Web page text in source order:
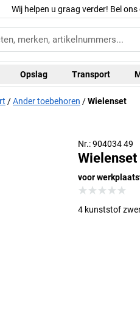
Wij helpen u graag verder! Bel
Opslag Transport
Ander toebehoren Wielenset
Nr.: 904034 49
voor
4 kunststof